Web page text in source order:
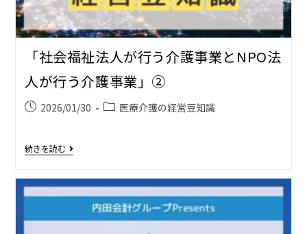
「社会福祉法人が行う介護事業とNPO法
人が行う介護事業」②
2026/01/30 医療介護の経営豆知識
続きを読む